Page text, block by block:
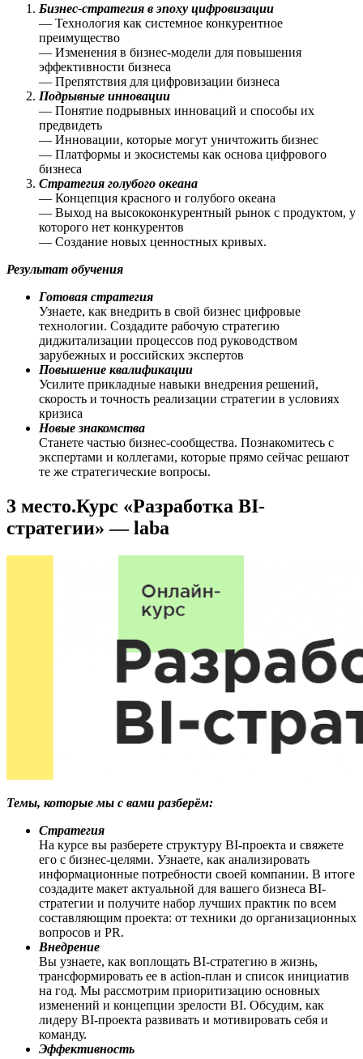
Бизнес-стратегия в эпоху цифровизации
— Технология как системное конкурентное
преимущество
— Изменения в бизнес-модели для повышения
эффективности бизнеса
— Препятствия для цифровизации бизнеса
Подрывные инновации
— Понятие подрывных инноваций и способы их
предвидеть
— Инновации, которые могут уничтожить бизнес
— Платформы и экосистемы как основа цифрового
бизнеса
Стратегия голубого океана
— Концепция красного и голубого океана
— Выход на высококонкурентный рынок с продуктом, у
которого нет конкурентов
— Создание новых ценностных кривых.
Результат обучения
Готовая стратегия
Узнаете, как внедрить в свой бизнес цифровые
технологии. Создадите рабочую стратегию
диджитализации процессов под руководством
зарубежных и российских экспертов
Повышение квалификации
Усилите прикладные навыки внедрения решений,
скорость и точность реализации стратегии в условиях
кризиса
Новые знакомства
Станете частью бизнес-сообщества. Познакомитесь с
экспертами и коллегами, которые прямо сейчас решают
те же стратегические вопросы.
3 место.Курс «Разработка BI-
стратегии» — laba
Темы, которые мы с вами разберём:
Стратегия
На курсе вы разберете структуру BI-проекта и свяжете
его с бизнес-целями. Узнаете, как анализировать
информационные потребности своей компании. В итоге
создадите макет актуальной для вашего бизнеса BI-
стратегии и получите набор лучших практик по всем
составляющим проекта: от техники до организационных
вопросов и PR.
Внедрение
Вы узнаете, как воплощать BI-стратегию в жизнь,
трансформировать ее в action-план и список инициатив
на год. Мы рассмотрим приоритизацию основных
изменений и концепции зрелости BI. Обсудим, как
лидеру BI-проекта развивать и мотивировать себя и
команду.
Эффективность